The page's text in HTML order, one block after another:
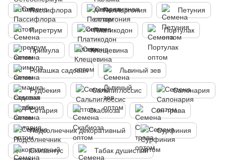
Пассифлора Пелларгония Петуния
Пиретрум Платикодон Портулак
Примула Клещевина
Ромашка садовая Львиный зев
Рудбекия Сальпиглоссис Сапонария
Сетария Скабиоза Сон-трава
Подсолнечник декоративный Сурфиния
Схизантус Табак душистый